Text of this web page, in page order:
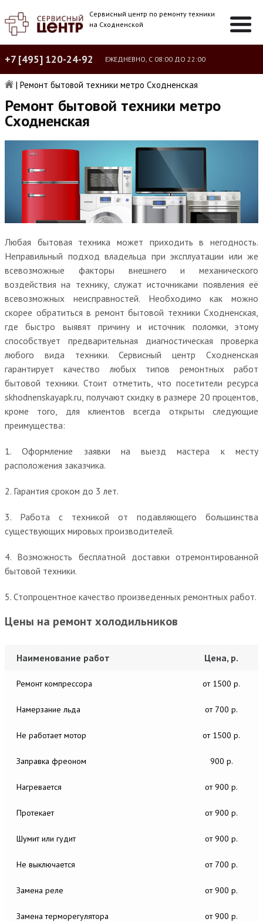
Сервисный центр по ремонту техники
на Сходненской
+7 [495] 120-24-92 ЕЖЕДНЕВНО, С 08:00 ДО 22:00
| Ремонт бытовой техники метро Сходненская
Ремонт бытовой техники метро
Сходненская
Любая бытовая техника может приходить в негодность.
Неправильный подход владельца при эксплуатации или же
всевозможные факторы внешнего и механического
воздействия на технику, служат источниками появления её
всевозможных неисправностей. Необходимо как можно
скорее обратиться в ремонт бытовой техники Сходненская,
где быстро выявят причину и источник поломки, этому
способствует предварительная диагностическая проверка
любого вида техники. Сервисный центр Сходненская
гарантирует качество любых типов ремонтных работ
бытовой техники. Стоит отметить, что посетители ресурса
skhodnenskayapk.ru, получают скидку в размере 20 процентов,
кроме того, для клиентов всегда открыты следующие
преимущества:
1. Оформление заявки на выезд мастера к месту
расположения заказчика.
2. Гарантия сроком до 3 лет.
3. Работа с техникой от подавляющего большинства
существующих мировых производителей.
4. Возможность бесплатной доставки отремонтированной
бытовой техники.
5. Стопроцентное качество произведенных ремонтных работ.
Цены на ремонт холодильников
Наименование работ Цена, р.
Ремонт компрессора от 1500 р.
Намерзание льда от 700 р.
Не работает мотор от 1500 р.
Заправка фреоном 900 р.
Нагревается от 900 р.
Протекает от 900 р.
Шумит или гудит от 900 р.
Не выключается от 700 р.
Замена реле от 900 р.
Замена терморегулятора от 900 р.